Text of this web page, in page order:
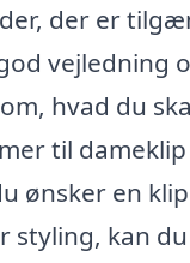
der er
vejledning
hvad du
til
ønsker en
styling, kan